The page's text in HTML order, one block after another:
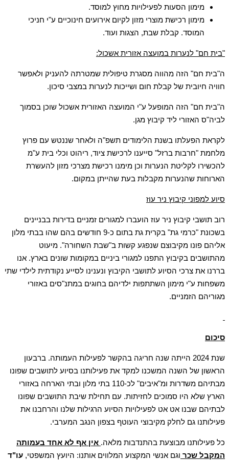
מימון הסעות לפעילויות מחוץ למוסד.
מימון רכישת מוצרי מזון לקיום אירועים חינוכיים ע"י חניכי
המוסד. קבלת שבת, הצגות ועוד.
"בית חם" לנערות במועצה אזורית אשכול:
ה"בית חם" הזה מהווה מסגרת טיפולית שמטרתה להעניק ולאפשר
חוויה חיובית של קבלת חום ושייכות לנערות במצבי סיכון.
ה"בית חם" הזה המופעל ע"י המועצה האזורית אשכול שוכן בסמוך
לביה"ס האזורי ליד קיבוץ מגן.
לקראת הפעלתו בשנת הלימודים תשפ"ה ולאחר שננטש עם פרוץ
מלחמת "חרבות ברזל" סייענו לרכישת ציוד, ריהוט וכלי בית ע"מ
להכשירו לקליטת הנערות וכן מימנו רכישת מצרכי מזון להעשרת
הארוחות שהנערות מקבלות בעת שהייתן במקום.
סיוע למפוני קיבוץ ניר עוז
רוב תושבי קיבוץ ניר עוז הועברו למגורים זמניים בדירות בבניינים
בשכונת "כרמי גת" בקרית גת בתום כ-9 חודשים בהם שהו בבתי מלון
אליהם פונו מקיבוצם שנפגע קשות ב"שבת השחורה". מיעוט
מהתושבים בקיבוץ התפנו למגורי ביניים במקומות שונים בארץ. אנו
בררנו את צרכי הסיוע לתושבי הקיבוץ ונענינו לסייע נקודתית לילדי שתי
משפחות ע"י מימון השתתפות ילדיהם בחוגים במתנ"סים באזורי
מגוריהם הזמניים.
סיכום
שנת 2024 הייתה שנה חריגה בהקשר לפעילות העמותה. ברבעון
הראשון של השנה המשכנו למקד את פעילותנו בסיוע לתושבים שפונו
מבתיהם משדרות ומ"איבים" לכ-110 בתי מלון ובתי הארחה באזורי
הארץ שלא היו סמוכים לחזיתות. עם תחילת שיבת התושבים שפונו
לבתיהם שבנו אט אט לפעילויות הסיוע הרגילות שלנו והרחבנו את
פעילותנו גם לחלק מקיבוצי העוטף בצפון הנגב המערבי.
כל פעילותנו מבוצעת בהתנדבות מלאה. אין אף לא אחד בעמותה
המקבל שכר וגם אנשי המקצוע המלווים אותנו: היועץ המשפטי, עו"ד